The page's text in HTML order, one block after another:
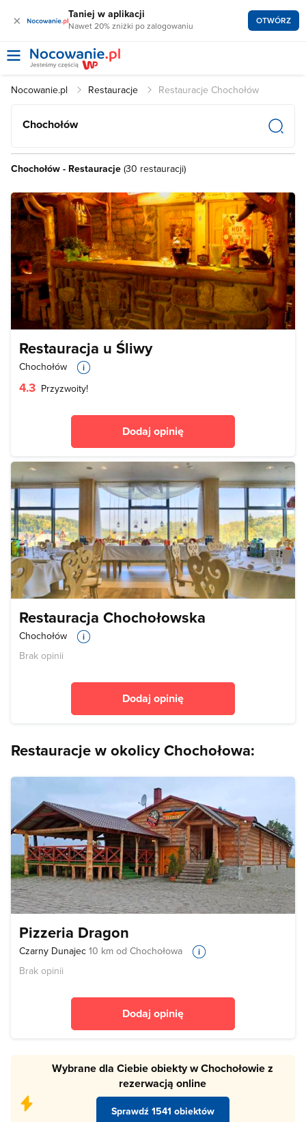
× Taniej w aplikacji
Nawet 20% zniżki po zalogowaniu OTWÓRZ
Nocowanie.pl Restauracje Restauracje Chochołów
Chochołów
Chochołów - Restauracje (30 restauracji)
Restauracja u Śliwy
Chochołów
4.3 Przyzwoity!
Dodaj opinię
Restauracja Chochołowska
Chochołów
Brak opinii
Dodaj opinię
Restauracje w okolicy Chochołowa:
Pizzeria Dragon
Czarny Dunajec 10 km od Chochołowa
Brak opinii
Dodaj opinię
Wybrane dla Ciebie obiekty w Chochołowie z
rezerwacją online
Sprawdź 1541 obiektów